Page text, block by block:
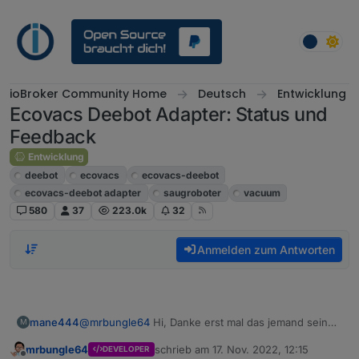
ioBroker Community Home Deutsch Entwicklung
Ecovacs Deebot Adapter: Status und
Feedback
Entwicklung
deebot
ecovacs
ecovacs-deebot
ecovacs-deebot adapter
saugroboter
vacuum
580
37 223.0k 32
Anmelden zum Antworten
M mane444@mrbungle64 Hi, Danke erst mal das jemand seine
Ich habe aber leider immer noch das Problem das
mrbungle64 DEVELOPER schrieb am 17. Nov. 2022, 12:15
zuletzt editiert von